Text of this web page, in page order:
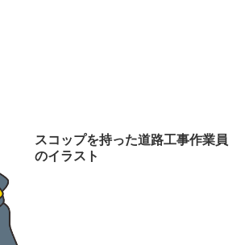
スコップを持った道路工事作業員
のイラスト